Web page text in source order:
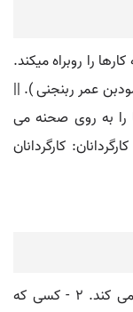
را روبراه میکند.
عمر ربنجنی ). ||
را به روی صحنه می
کارگردانان
(گَ ) (اِ. ) ۱ - کسی که انجام کارها را اداره می کند. ۲ - کسی که